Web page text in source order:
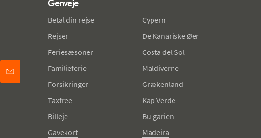
Genveje
Betal din rejse
Rejser
Feriesæsoner
Familieferie
Forsikringer
Taxfree
Billeje
Gavekort
Cypern
De Kanariske Øer
Costa del Sol
Maldiverne
Grækenland
Kap Verde
Bulgarien
Madeira